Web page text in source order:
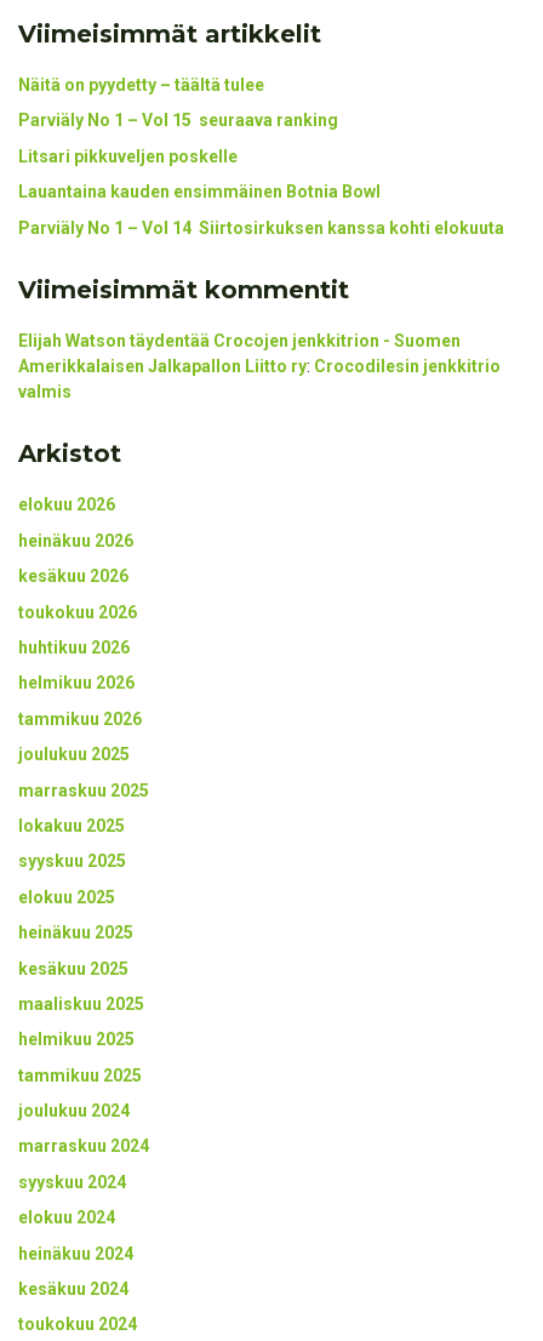
Viimeisimmät artikkelit
Näitä on pyydetty – täältä tulee
Parviäly No 1 – Vol 15 seuraava ranking
Litsari pikkuveljen poskelle
Lauantaina kauden ensimmäinen Botnia Bowl
Parviäly No 1 – Vol 14 Siirtosirkuksen kanssa kohti elokuuta
Viimeisimmät kommentit
Elijah Watson täydentää Crocojen jenkkitrion - Suomen
Amerikkalaisen Jalkapallon Liitto ry: Crocodilesin jenkkitrio
valmis
Arkistot
elokuu 2026
heinäkuu 2026
kesäkuu 2026
toukokuu 2026
huhtikuu 2026
helmikuu 2026
tammikuu 2026
joulukuu 2025
marraskuu 2025
lokakuu 2025
syyskuu 2025
elokuu 2025
heinäkuu 2025
kesäkuu 2025
maaliskuu 2025
helmikuu 2025
tammikuu 2025
joulukuu 2024
marraskuu 2024
syyskuu 2024
elokuu 2024
heinäkuu 2024
kesäkuu 2024
toukokuu 2024